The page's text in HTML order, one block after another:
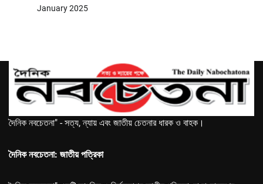
January 2025
দৈনিক নবচেতনা" - সত্য, ন্যায় এবং জাতীয় চেতনার ধারক ও বাহক।
দৈনিক নবচেতনা: জাতীয় পত্রিকা